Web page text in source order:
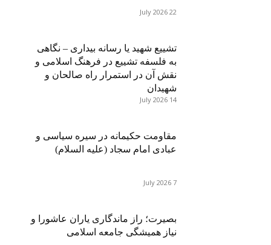
22 July 2026
تشییع شهید یا رسانه بیداری – نگاهی
به فلسفه تشییع در فرهنگ اسلامی و
نقش آن در استمرار راه صالحان و
شهیدان
14 July 2026
مقاومت حکیمانه در سیره سیاسی و
عبادی امام سجاد (علیه السلام)
7 July 2026
بصیرت؛ راز ماندگاری یاران عاشورا و
نیاز همیشگی جامعه اسلامی